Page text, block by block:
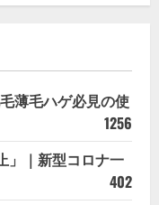
薄毛ハゲ必見の使
1256
」｜新型コロナ一
402